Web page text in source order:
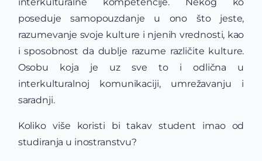
poseduje samopouzdanje u ono što jeste,
razumevanje svoje kulture i njenih vrednosti, kao
i sposobnost da dublje razume različite kulture.
Osobu koja je uz sve to i odlična u
interkulturalnoj komunikaciji, umrežavanju i
saradnji.
Koliko više koristi bi takav student imao od
studiranja u inostranstvu?